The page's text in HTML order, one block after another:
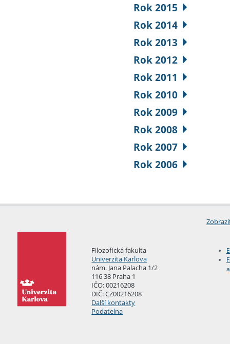
Rok 2015
Rok 2014
Rok 2013
Rok 2012
Rok 2011
Rok 2010
Rok 2009
Rok 2008
Rok 2007
Rok 2006
Filozofická fakulta
Univerzita Karlova
nám. Jana Palacha 1/2
116 38 Praha 1
IČO: 00216208
DIČ: CZ00216208
Další kontakty
Podatelna